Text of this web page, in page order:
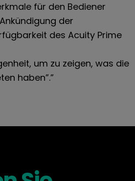
für den Bediener
der
des Acuity Prime
um zu zeigen, was die
haben”.”